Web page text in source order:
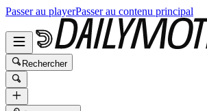
Passer au playerPasser au contenu principal
Rechercher